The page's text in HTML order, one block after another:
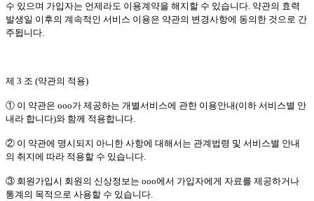
수 있으며 가입자는 언제라도 이용계약을 해지할 수 있습니다. 약관의 효력
발생일 이후의 계속적인 서비스 이용은 약관의 변경사항에 동의한 것으로 간
주됩니다.
제 3 조 (약관의 적용)
① 이 약관은 ooo가 제공하는 개별서비스에 관한 이용안내(이하 서비스별 안
내라 합니다)와 함께 적용합니다.
② 이 약관에 명시되지 아니한 사항에 대해서는 관계법령 및 서비스별 안내
의 취지에 따라 적용할 수 있습니다.
③ 회원가입시 회원의 신상정보는 ooo에서 가입자에게 자료를 제공하거나
통계의 목적으로 사용할 수 있습니다.